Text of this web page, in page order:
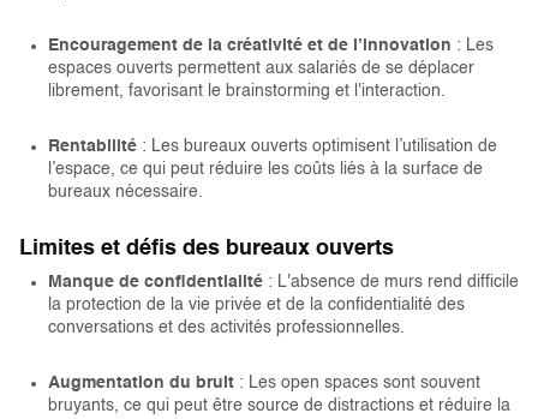
Encouragement de la créativité et de l’innovation : Les
espaces ouverts permettent aux salariés de se déplacer
librement, favorisant le brainstorming et l'interaction.
Rentabilité : Les bureaux ouverts optimisent l’utilisation de
l’espace, ce qui peut réduire les coûts liés à la surface de
bureaux nécessaire.
Limites et défis des bureaux ouverts
Manque de confidentialité : L'absence de murs rend difficile
la protection de la vie privée et de la confidentialité des
conversations et des activités professionnelles.
Augmentation du bruit : Les open spaces sont souvent
bruyants, ce qui peut être source de distractions et réduire la